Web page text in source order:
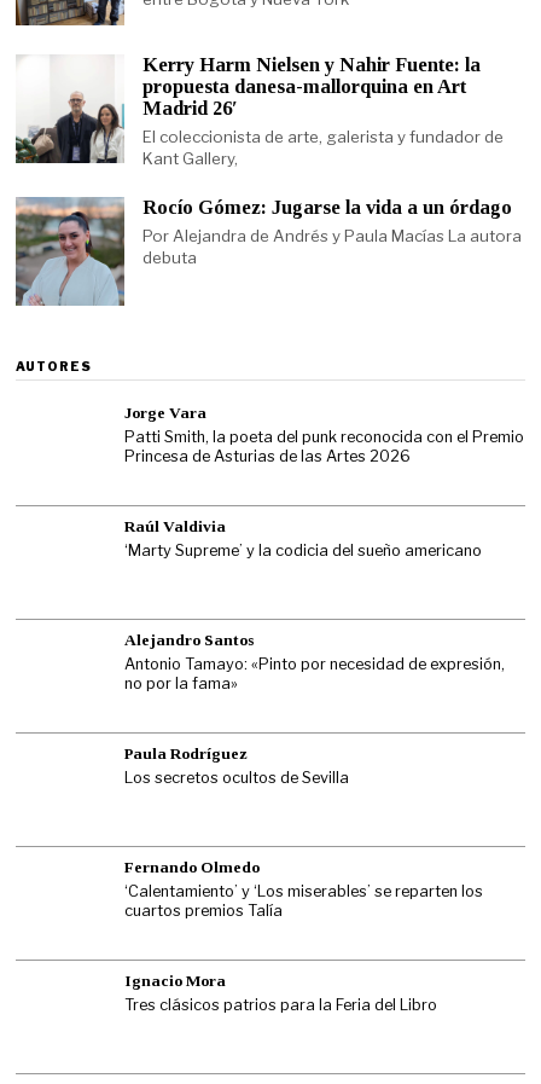
Kerry Harm Nielsen y Nahir Fuente: la
propuesta danesa-mallorquina en Art
Madrid 26′
El coleccionista de arte, galerista y fundador de
Kant Gallery,
Rocío Gómez: Jugarse la vida a un órdago
Por Alejandra de Andrés y Paula Macías La autora
debuta
AUTORES
Jorge Vara
Patti Smith, la poeta del punk reconocida con el Premio
Princesa de Asturias de las Artes 2026
Raúl Valdivia
‘Marty Supreme’ y la codicia del sueño americano
Alejandro Santos
Antonio Tamayo: «Pinto por necesidad de expresión,
no por la fama»
Paula Rodríguez
Los secretos ocultos de Sevilla
Fernando Olmedo
‘Calentamiento’ y ‘Los miserables’ se reparten los
cuartos premios Talía
Ignacio Mora
Tres clásicos patrios para la Feria del Libro